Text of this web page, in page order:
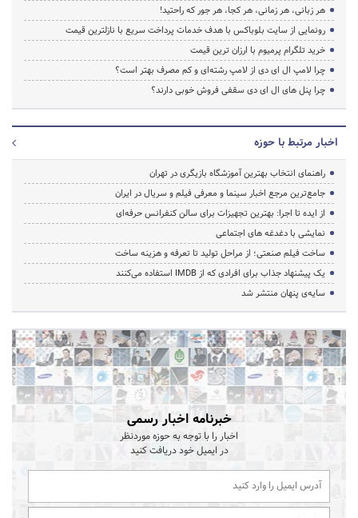
هر زبانی، هر زمانی، هر کجا، هر جور که راحتید!
رونمایی از سایت بلوباکس با هدف خدمات پرداخت سریع با نازلترین قیمت
خرید تلگرام پرمیوم با ارزان ترین قیمت
چرا لامپ ال ای دی از لامپ رشته‌ای و کم مصرف بهتر است؟
چرا پنل های ال ای دی سقفی فروش خوبی دارند؟
اخبار مرتبط با حوزه
راهنمای انتخاب بهترین آموزشگاه بازیگری در تهران
جامع‌ترین مرجع اخبار سینما و معرفی فیلم و سریال در ایران
از ایده تا اجرا: بهترین تجهیزات برای سالن کنفرانس حرفه‌ای
نمایشی با دغدغه های اجتماعی
ساخت فیلم صنعتی؛ از مراحل تولید تا تعرفه و هزینه ساخت
یک پیشنهاد جذاب برای افرادی که از IMDB استفاده می‌کنند
سایه‌ی پنهان منتشر شد
خبرنامه اخبار رسمی
اخبار را با توجه به حوزه موردنظر
در ایمیل خود دریافت کنید